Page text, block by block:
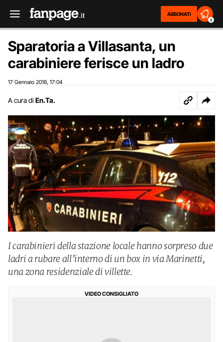
ABBONATI
2
Sparatoria a Villasanta, un
carabiniere ferisce un ladro
17 Gennaio 2018 17:04
A cura di En.Ta.
I carabinieri della stazione locale hanno sorpreso due
ladri a rubare all’interno di un box in via Marinetti,
una zona residenziale di villette.
VIDEO CONSIGLIATO